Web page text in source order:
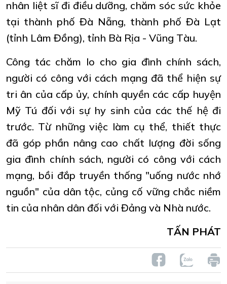
nhân liệt sĩ đi điều dưỡng, chăm sóc sức khỏe
tại thành phố Đà Nẵng, thành phố Đà Lạt
(tỉnh Lâm Đồng), tỉnh Bà Rịa - Vũng Tàu.
Công tác chăm lo cho gia đình chính sách,
người có công với cách mạng đã thể hiện sự
tri ân của cấp ủy, chính quyền các cấp huyện
Mỹ Tú đối với sự hy sinh của các thế hệ đi
trước. Từ những việc làm cụ thể, thiết thực
đã góp phần nâng cao chất lượng đời sống
gia đình chính sách, người có công với cách
mạng, bồi đắp truyền thống "uống nước nhớ
nguồn" của dân tộc, củng cố vững chắc niềm
tin của nhân dân đối với Đảng và Nhà nước.
TẤN PHÁT